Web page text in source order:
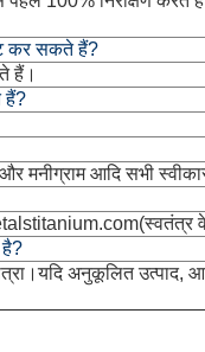
कर सकते हैं?
हैं।
हैं?
मनीग्राम आदि सभी
(स्वतंत्र
अनुकूलित उत्पाद,